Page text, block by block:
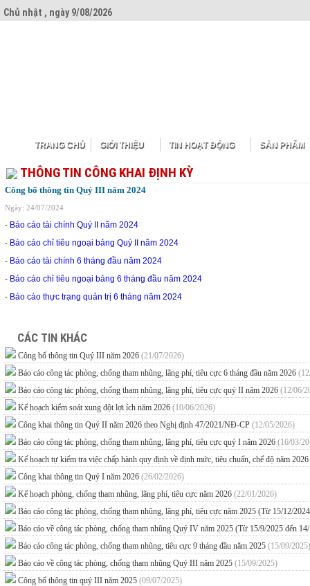
Chủ nhật , ngày 9/08/2026
TRANG CHỦ GIỚI THIỆU TIN HOẠT ĐỘNG SẢN PHẨM
THÔNG TIN CÔNG KHAI ĐỊNH KỲ
Công bố thông tin Quý III năm 2024
Ngày: 24/07/2024
- Báo cáo tài chính Quý II năm 2024
- Báo cáo chỉ tiêu ngoại bảng Quý II năm 2024
- Báo cáo tài chính 6 tháng đầu năm 2024
- Báo cáo chỉ tiêu ngoại bảng 6 tháng đầu năm 2024
- Báo cáo thực trạng quản trị 6 tháng năm 2024
CÁC TIN KHÁC
Công bố thông tin Quý III năm 2026 (21/07/2026)
Báo cáo công tác phòng, chống tham nhũng, lãng phí, tiêu cực 6 tháng đầu năm 2026
Báo cáo công tác phòng, chống tham nhũng, lãng phí, tiêu cực quý II năm 2026 (12/06/
Kế hoạch kiểm soát xung đột lợi ích năm 2026 (10/06/2026)
Công khai thông tin Quý II năm 2026 theo Nghị định 47/2021/NĐ-CP (12/05/2026)
Báo cáo công tác phòng, chống tham nhũng, lãng phí, tiêu cực quý I năm 2026 (16/03/
Kế hoạch tự kiểm tra việc chấp hành quy định về định mức, tiêu chuẩn, chế độ năm 2026
Công khai thông tin Quý I năm 2026 (26/02/2026)
Kế hoạch phòng, chống tham nhũng, lãng phí, tiêu cực năm 2026 (22/01/2026)
Báo cáo công tác phòng, chống tham nhũng, lãng phí, tiêu cực năm 2025 (Từ 15/12/
Báo cáo về công tác phòng, chống tham nhũng Quý IV năm 2025 (Từ 15/9/2025 đến
Báo cáo công tác phòng, chống tham nhũng, tiêu cực 9 tháng đầu năm 2025 (15/09/2025)
Báo cáo về công tác phòng, chống tham nhũng Quý III năm 2025 (15/09/2025)
Công bố thông tin quý III năm 2025 (09/07/2025)